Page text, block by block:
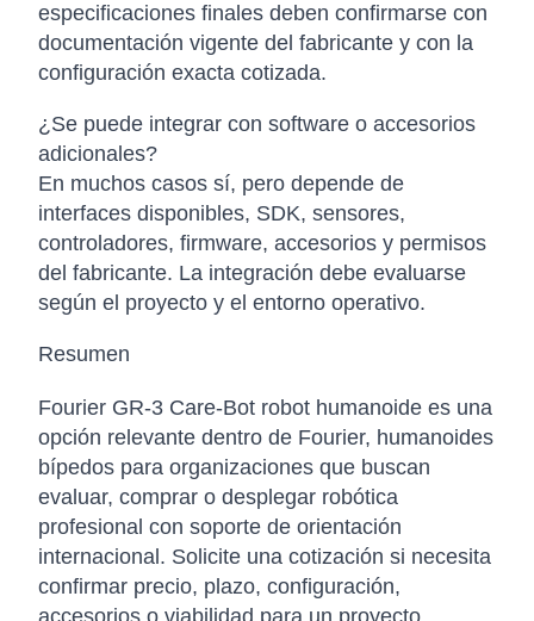
especificaciones finales deben confirmarse con
documentación vigente del fabricante y con la
configuración exacta cotizada.
¿Se puede integrar con software o accesorios
adicionales?
En muchos casos sí, pero depende de
interfaces disponibles, SDK, sensores,
controladores, firmware, accesorios y permisos
del fabricante. La integración debe evaluarse
según el proyecto y el entorno operativo.
Resumen
Fourier GR-3 Care-Bot robot humanoide es una
opción relevante dentro de Fourier, humanoides
bípedos para organizaciones que buscan
evaluar, comprar o desplegar robótica
profesional con soporte de orientación
internacional. Solicite una cotización si necesita
confirmar precio, plazo, configuración,
accesorios o viabilidad para un proyecto